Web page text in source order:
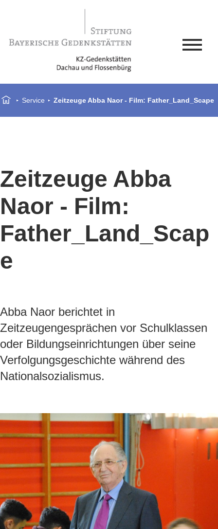
Service Zeitzeuge Abba Naor - Film: Father_Land_Scape
Zeitzeuge Abba
Naor - Film:
Father_Land_Scap
e
Abba Naor berichtet in
Zeitzeugengesprächen vor Schulklassen
oder Bildungseinrichtungen über seine
Verfolgungsgeschichte während des
Nationalsozialismus.